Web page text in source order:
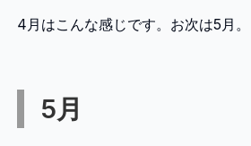
4月はこんな感じです。お次は5月。
5月